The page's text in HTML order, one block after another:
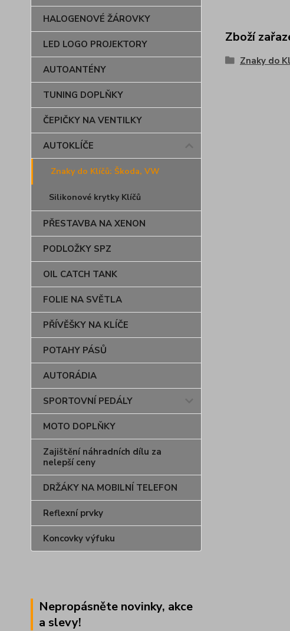
HALOGENOVÉ ŽÁROVKY
LED LOGO PROJEKTORY
AUTOANTÉNY
TUNING DOPLŇKY
ČEPIČKY NA VENTILKY
AUTOKLÍČE
Znaky do Klíčů: Škoda, VW
Silikonové krytky Klíčů
PŘESTAVBA NA XENON
PODLOŽKY SPZ
OIL CATCH TANK
FOLIE NA SVĚTLA
PŘÍVĚŠKY NA KLÍČE
POTAHY PÁSŮ
AUTORÁDIA
SPORTOVNÍ PEDÁLY
MOTO DOPLŇKY
Zajištění náhradních dílu za
nelepší ceny
DRŽÁKY NA MOBILNÍ TELEFON
Reflexní prvky
Koncovky výfuku
Nepropásněte novinky, akce
a slevy!
Zboží
Znaky do